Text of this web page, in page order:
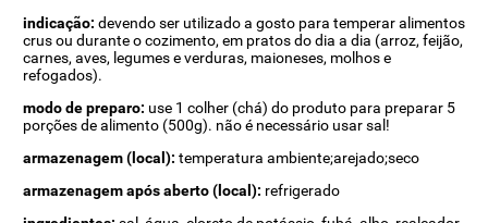
indicação: devendo ser utilizado a gosto para temperar alimentos
crus ou durante o cozimento, em pratos do dia a dia (arroz, feijão,
carnes, aves, legumes e verduras, maioneses, molhos e
refogados).
modo de preparo: use 1 colher (chá) do produto para preparar 5
porções de alimento (500g). não é necessário usar sal!
armazenagem (local): temperatura ambiente;arejado;seco
armazenagem após aberto (local): refrigerado